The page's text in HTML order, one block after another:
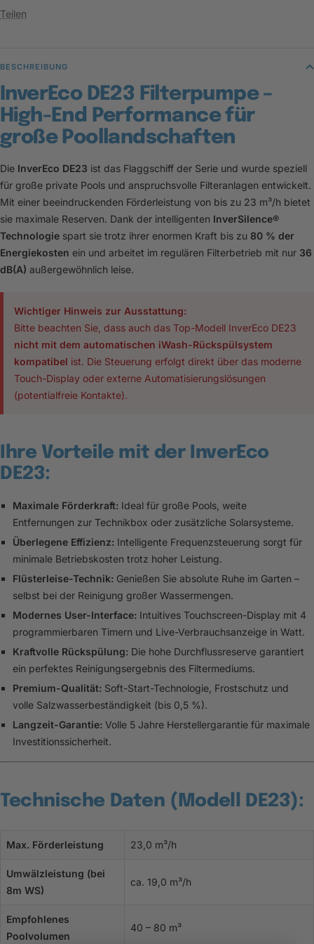
Teilen
BESCHREIBUNG
InverEco DE23 Filterpumpe –
High-End Performance für
große Poollandschaften
Die InverEco DE23 ist das Flaggschiff der Serie und wurde speziell
für große private Pools und anspruchsvolle Filteranlagen entwickelt.
Mit einer beeindruckenden Förderleistung von bis zu 23 m³/h bietet
sie maximale Reserven. Dank der intelligenten InverSilence®
Technologie spart sie trotz ihrer enormen Kraft bis zu 80 % der
Energiekosten ein und arbeitet im regulären Filterbetrieb mit nur 36
dB(A) außergewöhnlich leise.
Wichtiger Hinweis zur Ausstattung:
Bitte beachten Sie, dass auch das Top-Modell InverEco DE23
nicht mit dem automatischen iWash-Rückspülsystem
kompatibel ist. Die Steuerung erfolgt direkt über das moderne
Touch-Display oder externe Automatisierungslösungen
(potentialfreie Kontakte).
Ihre Vorteile mit der InverEco
DE23:
Maximale Förderkraft: Ideal für große Pools, weite
Entfernungen zur Technikbox oder zusätzliche Solarsysteme.
Überlegene Effizienz: Intelligente Frequenzsteuerung sorgt für
minimale Betriebskosten trotz hoher Leistung.
Flüsterleise-Technik: Genießen Sie absolute Ruhe im Garten –
selbst bei der Reinigung großer Wassermengen.
Modernes User-Interface: Intuitives Touchscreen-Display mit 4
programmierbaren Timern und Live-Verbrauchsanzeige in Watt.
Kraftvolle Rückspülung: Die hohe Durchflussreserve garantiert
ein perfektes Reinigungsergebnis des Filtermediums.
Premium-Qualität: Soft-Start-Technologie, Frostschutz und
volle Salzwasserbeständigkeit (bis 0,5 %).
Langzeit-Garantie: Volle 5 Jahre Herstellergarantie für maximale
Investitionssicherheit.
Technische Daten (Modell DE23):
Max. Förderleistung 23,0 m³/h
Umwälzleistung (bei
8m WS)
ca. 19,0 m³/h
Empfohlenes
Poolvolumen
40 – 80 m³